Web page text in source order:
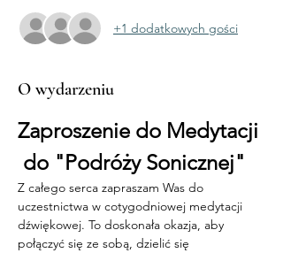
+1 dodatkowych gości
O wydarzeniu
Zaproszenie do Medytacji
do "Podróży Sonicznej"
Z całego serca zapraszam Was do
uczestnictwa w cotygodniowej medytacji
dźwiękowej. To doskonała okazja, aby
połączyć się ze sobą, dzielić się